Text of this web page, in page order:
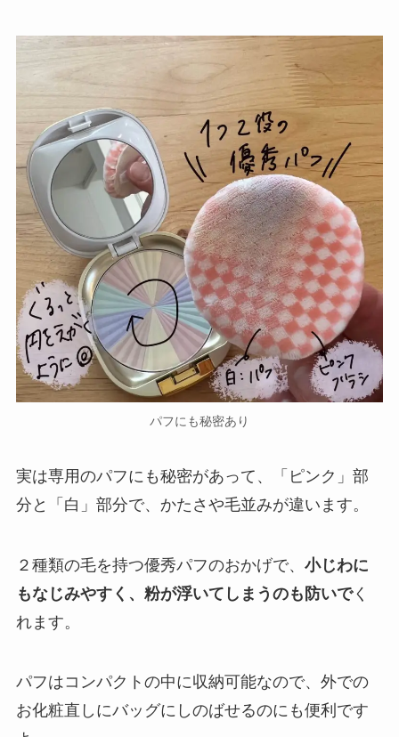
パフにも秘密あり
実は専用のパフにも秘密があって、「ピンク」部
分と「白」部分で、かたさや毛並みが違います。
２種類の毛を持つ優秀パフのおかげで、 小じわに
もなじみやすく、粉が浮いてしまうのも防いでく
れます。
パフはコンパクトの中に収納可能なので、外での
お化粧直しにバッグにしのばせるのにも便利です